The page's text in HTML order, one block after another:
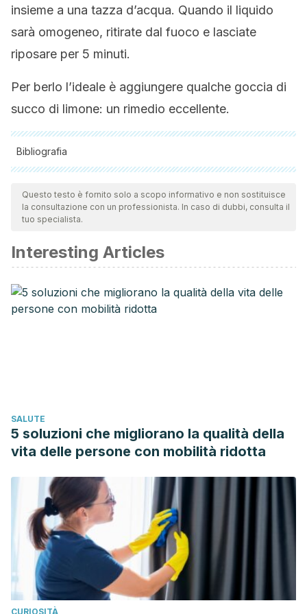
insieme a una tazza d’acqua. Quando il liquido
sarà omogeneo, ritirate dal fuoco e lasciate
riposare per 5 minuti.
Per berlo l’ideale è aggiungere qualche goccia di
succo di limone: un rimedio eccellente.
Bibliografia
Tutte le fonti citate sono state esaminate a fondo dal nostro
team per garantirne la qualità, l'affidabilità, l'attualità e la
validità. La bibliografia di questo articolo è stata considerata
Schütz, K., Carle, R., & Schieber, A. (2006). Taraxacum-A
review on its phytochemical and pharmacological profile.
Journal of Ethnopharmacology.
https://doi.org/10.1016/j.jep.2006.07.021
Microbiology Research. https://doi.org/10.5897/AJPP11.527
Upton, R. (2013). Stinging nettles leaf (Urtica dioica L.):
Extraordinary vegetable medicine. Journal of Herbal Medicine.
https://doi.org/10.1016/j.hermed.2012.11.001
Questo testo è fornito solo a scopo informativo e non sostituisce
la consultazione con un professionista. In caso di dubbi, consulta il
tuo specialista.
Interesting Articles
SALUTE
5 soluzioni che migliorano la qualità della
vita delle persone con mobilità ridotta
CURIOSITÀ